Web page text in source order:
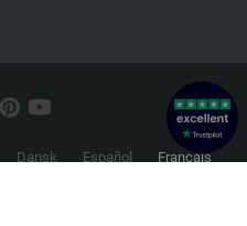
Dansk Español
Français